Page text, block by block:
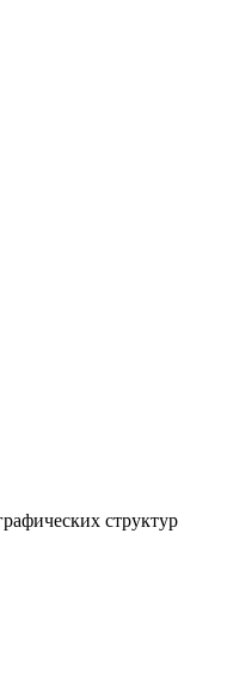
структур